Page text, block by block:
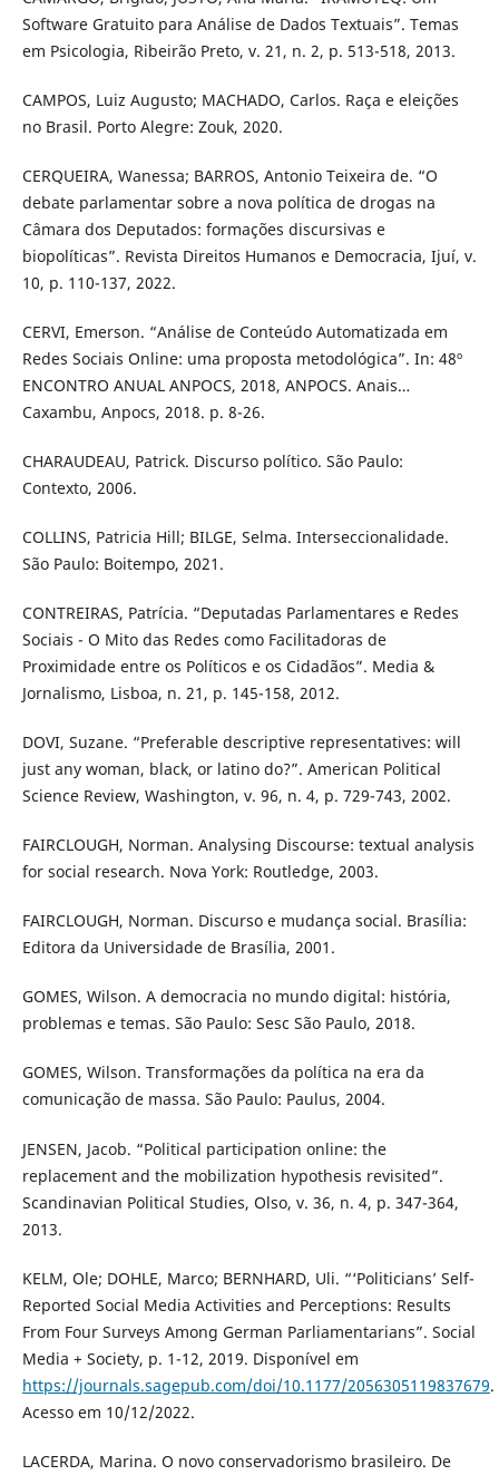
Software Gratuito para Análise de Dados Textuais”. Temas
em Psicologia, Ribeirão Preto, v. 21, n. 2, p. 513-518, 2013.
CAMPOS, Luiz Augusto; MACHADO, Carlos. Raça e eleições
no Brasil. Porto Alegre: Zouk, 2020.
CERQUEIRA, Wanessa; BARROS, Antonio Teixeira de. “O
debate parlamentar sobre a nova política de drogas na
Câmara dos Deputados: formações discursivas e
biopolíticas”. Revista Direitos Humanos e Democracia, Ijuí, v.
10, p. 110-137, 2022.
CERVI, Emerson. “Análise de Conteúdo Automatizada em
Redes Sociais Online: uma proposta metodológica”. In: 48º
ENCONTRO ANUAL ANPOCS, 2018, ANPOCS. Anais…
Caxambu, Anpocs, 2018. p. 8-26.
CHARAUDEAU, Patrick. Discurso político. São Paulo:
Contexto, 2006.
COLLINS, Patricia Hill; BILGE, Selma. Interseccionalidade.
São Paulo: Boitempo, 2021.
CONTREIRAS, Patrícia. “Deputadas Parlamentares e Redes
Sociais - O Mito das Redes como Facilitadoras de
Proximidade entre os Políticos e os Cidadãos”. Media &
Jornalismo, Lisboa, n. 21, p. 145-158, 2012.
DOVI, Suzane. “Preferable descriptive representatives: will
just any woman, black, or latino do?”. American Political
Science Review, Washington, v. 96, n. 4, p. 729-743, 2002.
FAIRCLOUGH, Norman. Analysing Discourse: textual analysis
for social research. Nova York: Routledge, 2003.
FAIRCLOUGH, Norman. Discurso e mudança social. Brasília:
Editora da Universidade de Brasília, 2001.
GOMES, Wilson. A democracia no mundo digital: história,
problemas e temas. São Paulo: Sesc São Paulo, 2018.
GOMES, Wilson. Transformações da política na era da
comunicação de massa. São Paulo: Paulus, 2004.
JENSEN, Jacob. “Political participation online: the
replacement and the mobilization hypothesis revisited”.
Scandinavian Political Studies, Olso, v. 36, n. 4, p. 347-364,
2013.
KELM, Ole; DOHLE, Marco; BERNHARD, Uli. “‘Politicians’ Self-
Reported Social Media Activities and Perceptions: Results
From Four Surveys Among German Parliamentarians”. Social
Media + Society, p. 1-12, 2019. Disponível em
https://journals.sagepub.com/doi/10.1177/2056305119837679.
Acesso em 10/12/2022.
LACERDA, Marina. O novo conservadorismo brasileiro. De